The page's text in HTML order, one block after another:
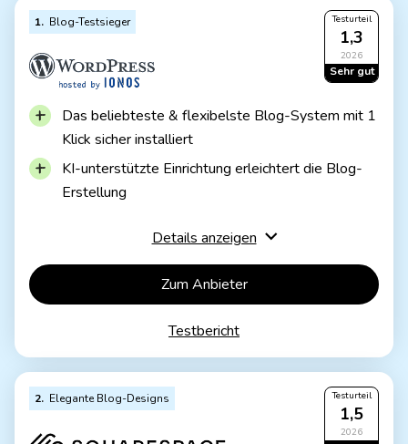
1 Blog-Testsieger Testurteil
1,3
2026
Sehr gut
Das beliebteste & flexibelste Blog-System mit 1
Klick sicher installiert
KI-unterstützte Einrichtung erleichtert die Blog-
Erstellung
Sehr gute Optimierung für Mobiltelefone
Flexibel erweiterbar durch tausende Plugins
Späterer Anbieter-Wechsel ist möglich
Nicht so viel Gestaltungsfreiraum wie bei
Drag&Drop-Baukästen
Großer Funktionsumfang kann Anfänger verwirren
Details anzeigen
Testbericht
Zum Anbieter
2 Elegante Blog-Designs Testurteil
1,5
2026